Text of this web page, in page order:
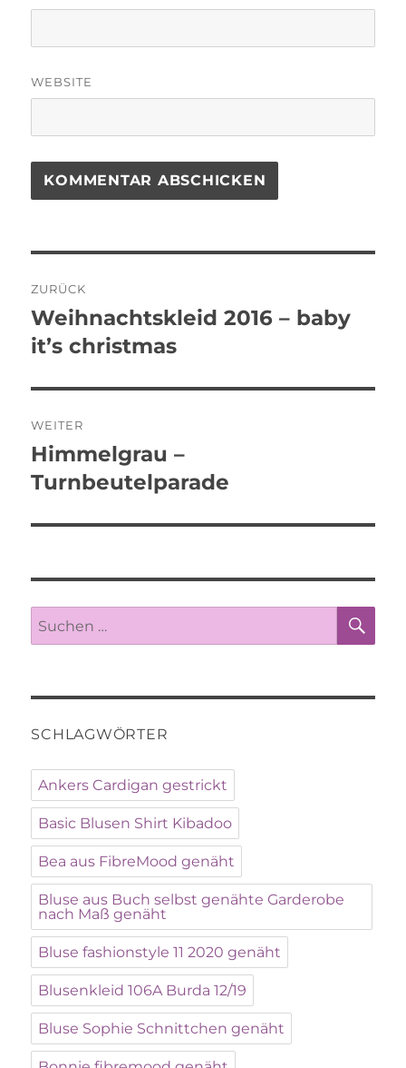
WEBSITE
ZURÜCK
Vorheriger
Beitrag:
Weihnachtskleid 2016 – baby
it’s christmas
WEITER
Nächster
Beitrag:
Himmelgrau –
Turnbeutelparade
Suche
nach:
SCHLAGWÖRTER
Ankers Cardigan gestrickt
Basic Blusen Shirt Kibadoo
Bea aus FibreMood genäht
Bluse aus Buch selbst genähte Garderobe
nach Maß genäht
Bluse fashionstyle 11 2020 genäht
Blusenkleid 106A Burda 12/19
Bluse Sophie Schnittchen genäht